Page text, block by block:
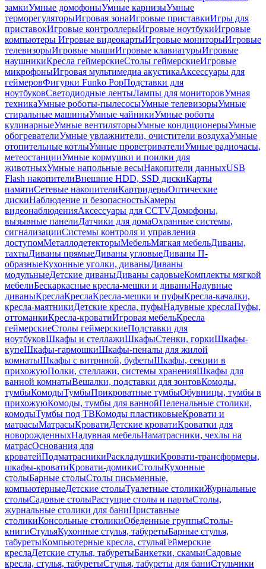
замкиУмные домофоныУмные карнизыУмные
терморегуляторыИгровая зонаИгровые приставкиИгры для
приставокИгровые контроллерыИгровые ноутбукиИгровые
компьютеры Игровые видеокартыИгровые мониторыИгровые
телевизорыИгровые мышиИгровые клавиатурыИгровые
наушникиКресла геймерскиеСтолы геймерскиеИгровые
микрофоныИгровая мультимедиа акустикаАксессуары для
геймеровФигурки Funko PopПодставки для
ноутбуковСветодиодные лентыЛампы для мониторовУмная
техникаУмные роботы-пылесосыУмные телевизорыУмные
стиральные машиныУмные чайникиУмные роботы
кулинарныеУмные вентиляторыУмные кондиционерыУмные
обогревателиУмные увлажнители, очистители воздухаУмные
отопительные котлыУмные проветривателиУмные радиочасы,
метеостанцииУмные кормушки и поилки для
животныхУмные напольные весыНакопители данныхUSB
Flash накопителиВнешние HDD, SSD дискиКарты
памятиСетевые накопителиКартридерыОптические
дискиНаблюдение и безопасностьКамеры
видеонаблюденияАксессуары для CCTVДомофоны,
вызывные панелиДатчики для домаОхранные системы,
сигнализацииСистемы контроля и управления
доступомМеталлодетекторыМебельМягкая мебельДиваны,
тахтыДиваны прямыеДиваны угловыеДиваны П-
образныеКухонные уголки, диваныДиваны
модульныеДетские диваныДиваны садовыеКомплекты мягкой
мебелиБескаркасные кресла-мешки и диваныНадувные
диваныКреслаКреслаКресла-мешки и пуфыКресла-качалки,
кресла-маятникиДетские кресла, пуфыНадувные креслаПуфы,
оттоманкиКресла-кроватиИгровая мебельКресла
геймерскиеСтолы геймерскиеПодставки для
ноутбуковШкафы и стеллажиШкафыСтенки, горкиШкафы-
купеШкафы-гармошкиШкафы-пеналы для жилой
комнатыШкафы с витриной, буфетыШкафы, секции в
прихожуюПолки, стеллажи, системы храненияШкафы для
ванной комнатыВешалки, подставки для зонтовКомоды,
тумбыКомодыТумбыПрикроватные тумбыОбувницы, тумбы в
прихожуюКомоды, тумбы для ваннойПеленальные столики,
комодыТумбы под ТВКомоды пластиковыеКровати и
матрасыМатрасыКроватиДетские кроватиКроватки для
новорожденныхНадувная мебельНаматрасники, чехлы на
матрасОснования для
кроватейПодматрасникиРаскладушкиКровати-трансформеры,
шкафы-кроватиКровати-домикиСтолыКухонные
столыБарные столыСтолы письменные,
компьютерныеДетские столыТуалетные столикиЖурнальные
столыСадовые столыРастущие столы и партыСтолы,
журнальные столики для баниПриставные
столикиКонсольные столикиОбеденные группыСтолы-
книгиСтульяКухонные стулья, табуретыБарные стулья,
табуретыКомпьютерные кресла, стульяГеймерские
креслаДетские стулья, табуретыБанкетки, скамьиСадовые
кресла, стулья, табуретыСтулья, табуреты для баниСтульчики